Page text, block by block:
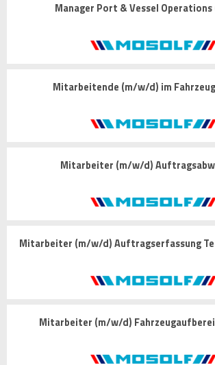
Manager Port & Vessel
Mitarbeitende (m/w/d) im
Mitarbeiter (m/w/d)
Mitarbeiter (m/w/d) Auftragserfassung
Mitarbeiter (m/w/d)